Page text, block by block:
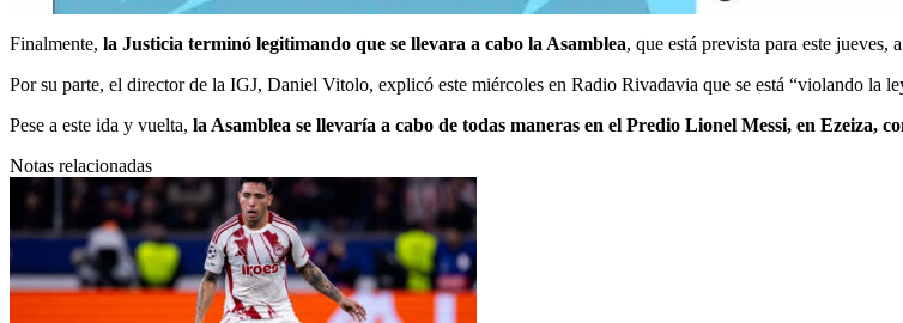
Finalmente, la Justicia terminó legitimando que se llevara a cabo la Asamblea, que está prevista para este jueves,
Por su parte, el director de la IGJ, Daniel Vitolo, explicó este miércoles en Radio Rivadavia que se está “violando la
Pese a este ida y vuelta, la Asamblea se llevaría a cabo de todas maneras en el Predio Lionel Messi, en Ezeiza,
Notas relacionadas